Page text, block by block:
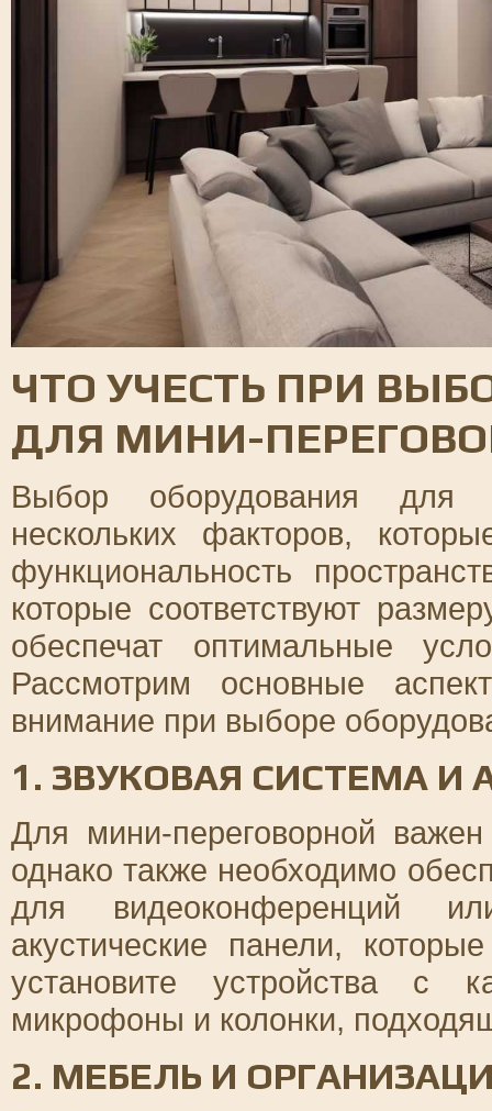
ЧТО УЧЕСТЬ ПРИ
ДЛЯ МИНИ-
Выбор оборудования для
нескольких факторов,
функциональность
которые соответствуют
обеспечат оптимальные
Рассмотрим основные
внимание при выборе
1. ЗВУКОВАЯ СИСТЕМА И
Для мини-переговорной
однако также необходимо
для видеоконференций
акустические панели,
установите устройства с
микрофоны и колонки,
2. МЕБЕЛЬ И